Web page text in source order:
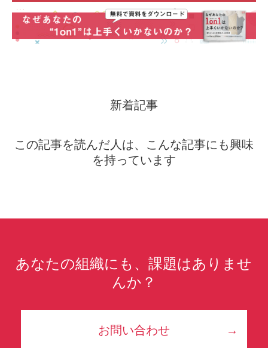
新着記事
この記事を読んだ人は、こんな記事にも興味
を持っています
あなたの組織にも、課題はありませ
んか？
お問い合わせ